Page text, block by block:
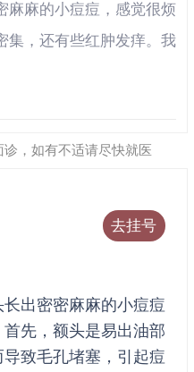
麻麻的小痘痘，感觉很烦
集，还有些红肿发痒。我
，如有不适请尽快就医
去挂号
出密密麻麻的小痘痘
先，额头是易出油部
致毛孔堵塞，引起痘